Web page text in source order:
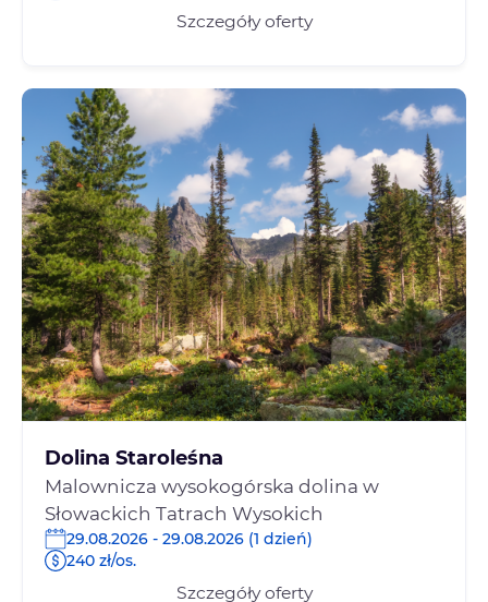
Szczegóły oferty
Dolina Staroleśna
Malownicza wysokogórska dolina w
Słowackich Tatrach Wysokich
29.08.2026 - 29.08.2026 (1 dzień)
240 zł/os.
Szczegóły oferty